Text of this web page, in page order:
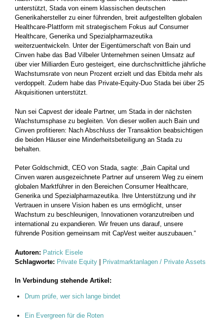
unterstützt, Stada von einem klassischen deutschen
Generikahersteller zu einer führenden, breit aufgestellten globalen
Healthcare-Plattform mit strategischem Fokus auf Consumer
Healthcare, Generika und Spezialpharmazeutika
weiterzuentwickeln. Unter der Eigentümerschaft von Bain und
Cinven habe das Bad Vilbeler Unternehmen seinen Umsatz auf
über vier Milliarden Euro gesteigert, eine durchschnittliche jährliche
Wachstumsrate von neun Prozent erzielt und das Ebitda mehr als
verdoppelt. Zudem habe das Private-Equity-Duo Stada bei über 25
Akquisitionen unterstützt.
Nun sei Capvest der ideale Partner, um Stada in der nächsten
Wachstumsphase zu begleiten. Von dieser wollen auch Bain und
Cinven profitieren: Nach Abschluss der Transaktion beabsichtigen
die beiden Häuser eine Minderheitsbeteiligung an Stada zu
behalten.
Peter Goldschmidt, CEO von Stada, sagte: „Bain Capital und
Cinven waren ausgezeichnete Partner auf unserem Weg zu einem
globalen Marktführer in den Bereichen Consumer Healthcare,
Generika und Spezialpharmazeutika. Ihre Unterstützung und ihr
Vertrauen in unsere Vision haben es uns ermöglicht, unser
Wachstum zu beschleunigen, Innovationen voranzutreiben und
international zu expandieren. Wir freuen uns darauf, unsere
führende Position gemeinsam mit CapVest weiter auszubauen.“
Autoren: Patrick Eisele
Schlagworte: Private Equity | Privatmarktanlagen / Private Assets
In Verbindung stehende Artikel:
Drum prüfe, wer sich lange bindet
Ein Evergreen für die Roten